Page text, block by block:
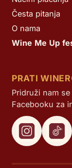
Česta pitanja
O nama
Wine Me Up
PRATI
Pridruži nam
Facebooku za